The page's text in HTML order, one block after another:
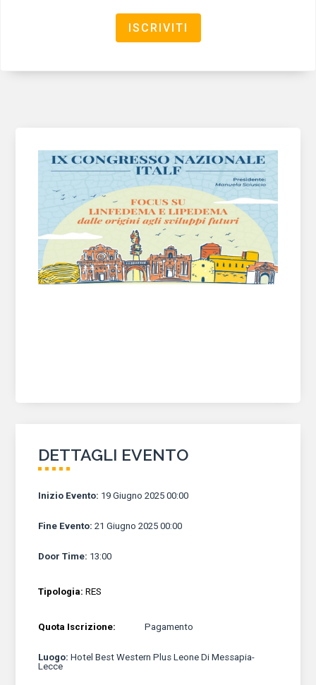
ISCRIVITI
DETTAGLI EVENTO
Inizio Evento: 19 Giugno 2025 00:00
Fine Evento:21 Giugno 2025 00:00
Door Time: 13:00
Tipologia:RES
Quota Iscrizione: Pagamento
Luogo:Hotel Best Western Plus Leone Di Messapia-
Lecce